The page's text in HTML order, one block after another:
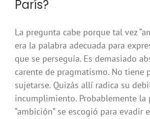
París?
La pregunta cabe porque tal vez
era la palabra adecuada para
que se perseguía. Es demasiado
carente de pragmatismo. No tiene
sujetarse. Quizás allí radica su
incumplimiento. Probablemente la
“ambición” se escogió para evadir